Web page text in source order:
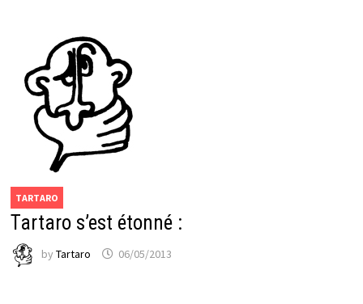
TARTARO
Tartaro s’est étonné :
by Tartaro 06/05/2013